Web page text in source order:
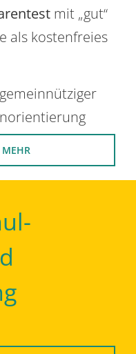
mit „gut“
als kostenfreies
MEHR